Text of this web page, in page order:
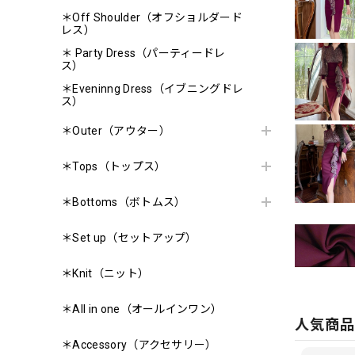
＊Off Shoulder（オフショルダード
レス）
＊ Party Dress（パーティードレ
ス）
＊Eveninng Dress（イブニングドレ
ス）
＊Outer（アウター）
＊Tops（トップス）
＊Bottoms（ボトムス）
＊Set up（セットアップ）
＊Knit（ニット）
＊All in one（オールインワン）
＊Accessory（アクセサリー）
人気商品